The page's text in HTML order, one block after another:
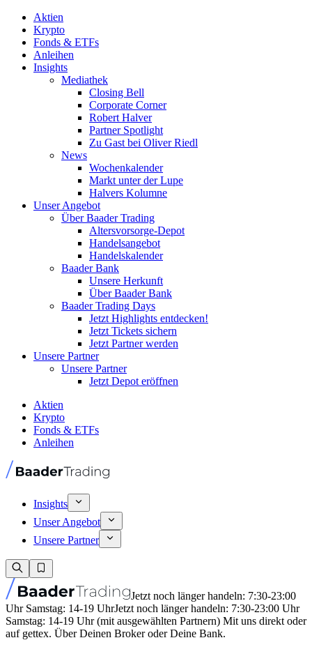
Aktien
Krypto
Fonds & ETFs
Anleihen
Insights
Mediathek
Closing Bell
Corporate Corner
Robert Halver
Partner Spotlight
Zu Gast bei Oliver Riedl
News
Wochenkalender
Markt unter der Lupe
Halvers Kolumne
Unser Angebot
Über Baader Trading
Altersvorsorge-Depot
Handelsangebot
Handelskalender
Baader Bank
Unsere Herkunft
Über Baader Bank
Baader Trading Days
Jetzt Highlights entdecken!
Jetzt Tickets sichern
Jetzt Partner werden
Unsere Partner
Unsere Partner
Jetzt Depot eröffnen
Aktien
Krypto
Fonds & ETFs
Anleihen
Insights
Unser Angebot
Unsere Partner
Jetzt noch länger handeln: 7:30-23:00
Uhr Samstag: 14-19 UhrJetzt noch länger handeln: 7:30-23:00 Uhr
Samstag: 14-19 Uhr (mit ausgewählten Partnern) Mit uns direkt oder
auf gettex. Über Deinen Broker oder Deine Bank.